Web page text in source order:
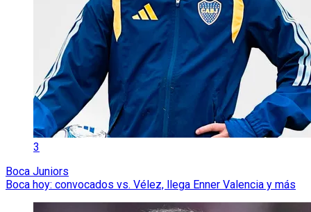
3
Boca Juniors
Boca hoy: convocados vs. Vélez, llega Enner Valencia y más